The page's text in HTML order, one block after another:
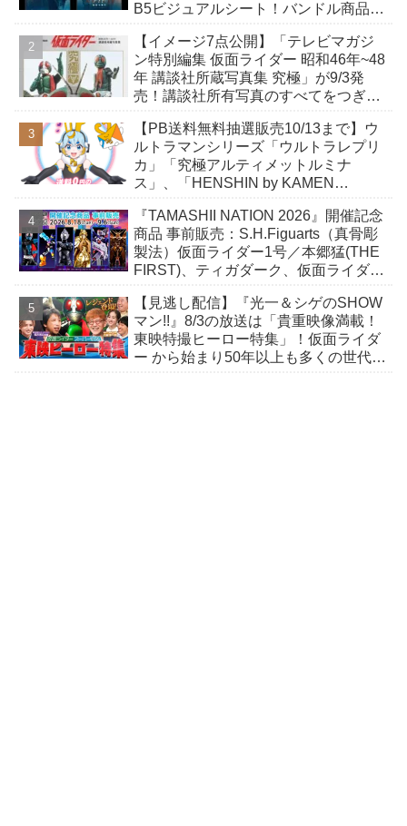
B5ビジュアルシート！バンドル商品付
【イメージ7点公開】「テレビマガジ
ン特別編集 仮面ライダー 昭和46年~48
年 講談社所蔵写真集 究極」が9/3発
売！講談社所有写真のすべてをつぎ込
【PB送料無料抽選販売10/13まで】ウ
ルトラマンシリーズ「ウルトラレプリ
カ」「究極アルティメットルミナ
ス」、「HENSHIN by KAMEN
『TAMASHII NATION 2026』開催記念
商品 事前販売：S.H.Figuarts（真骨彫
製法）仮面ライダー1号／本郷猛(THE
FIRST)、ティガダーク、仮面ライダー
【見逃し配信】『光一＆シゲのSHOW
マン!!』8/3の放送は「貴重映像満載！
東映特撮ヒーロー特集」！仮面ライダ
ー から始まり50年以上も多くの世代に